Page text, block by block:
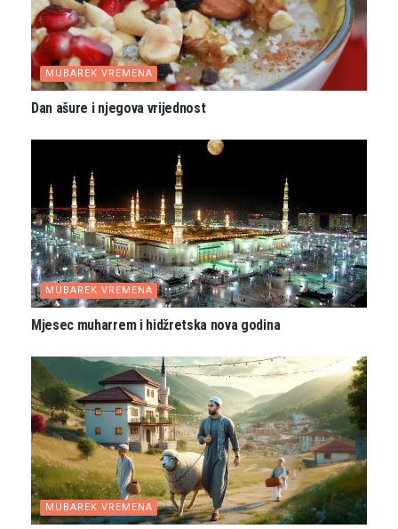
MUBAREK VREMENA
Dan ašure i njegova vrijednost
MUBAREK VREMENA
Mjesec muharrem i hidžretska nova godina
MUBAREK VREMENA